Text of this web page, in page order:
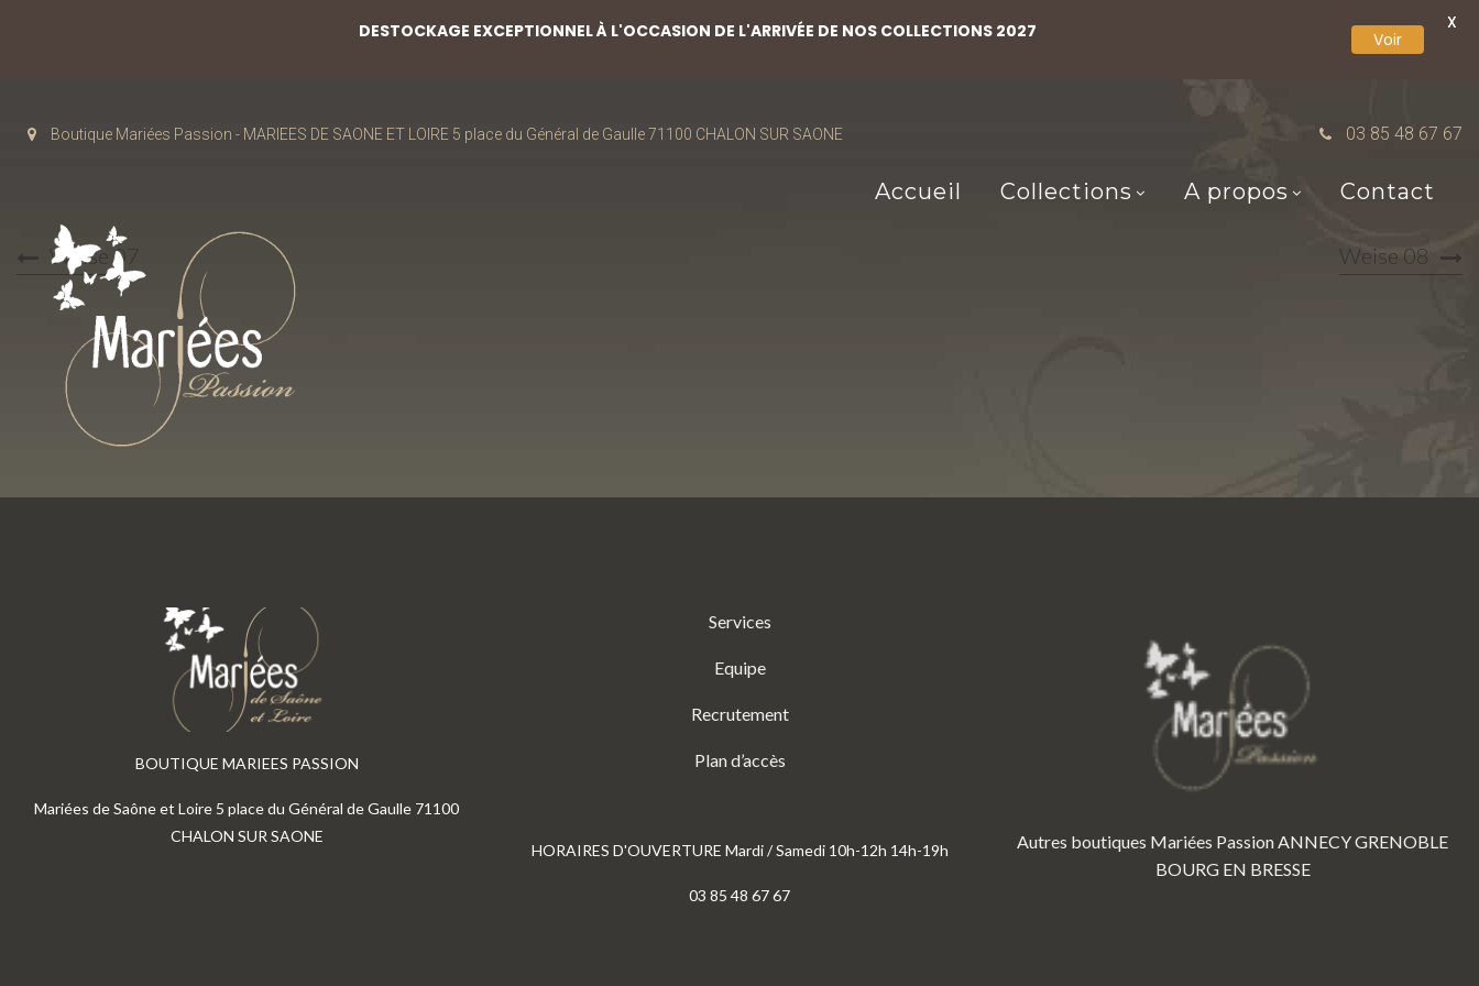
Boutique Mariées Passion - MARIEES DE SAONE ET LOIRE 5 place du Général de Gaulle 71100 CHALON SUR SAONE 03 85 48 67 67
Accueil Collections A propos Contact
Weise 07 Weise 08
BOUTIQUE MARIEES PASSION
Mariées de Saône et Loire 5 place du Général de Gaulle 71100
CHALON SUR SAONE
Services
Equipe
Recrutement
Plan d’accès
HORAIRES D'OUVERTURE Mardi / Samedi 10h-12h 14h-19h
03 85 48 67 67
Autres boutiques Mariées PassionANNECYGRENOBLE
BOURG EN BRESSE
DESTOCKAGE EXCEPTIONNEL À L'OCCASION DE L'ARRIVÉE DE NOS COLLECTIONS 2027 Voir
X